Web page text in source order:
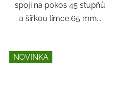
spoji na pokos 45 stupňů
a šířkou límce 65 mm...
NOVINKA